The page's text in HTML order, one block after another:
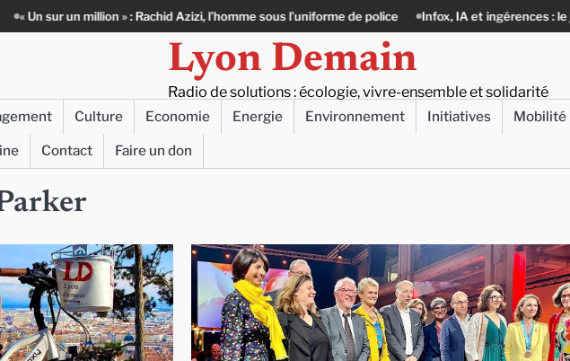
» : Rachid Azizi, l’homme sous l’uniforme de police Infox, IA et ingérences : le journalisme peut-
Lyon Demain
Radio de solutions : écologie, vivre-ensemble et solidarité
Culture Economie Energie Environnement Initiatives Mobilité
Contact Faire un don